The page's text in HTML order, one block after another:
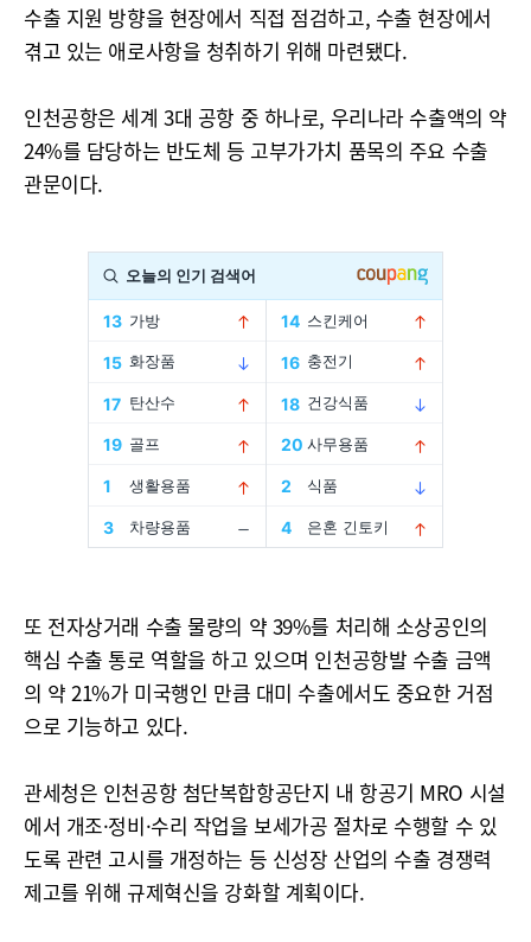
수출 지원 방향을 현장에서 직접 점검하고, 수출 현장에서
겪고 있는 애로사항을 청취하기 위해 마련됐다.
인천공항은 세계 3대 공항 중 하나로, 우리나라 수출액의 약
24%를 담당하는 반도체 등 고부가가치 품목의 주요 수출
관문이다.
또 전자상거래 수출 물량의 약 39%를 처리해 소상공인의
핵심 수출 통로 역할을 하고 있으며 인천공항발 수출 금액
의 약 21%가 미국행인 만큼 대미 수출에서도 중요한 거점
으로 기능하고 있다.
관세청은 인천공항 첨단복합항공단지 내 항공기 MRO 시설
에서 개조·정비·수리 작업을 보세가공 절차로 수행할 수 있
도록 관련 고시를 개정하는 등 신성장 산업의 수출 경쟁력
제고를 위해 규제혁신을 강화할 계획이다.